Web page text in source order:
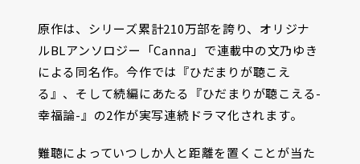
原作は、シリーズ累計210万部を誇り、オリジナ
ルBLアンソロジー「Canna」で連載中の文乃ゆき
による同名作。今作では『ひだまりが聴こえ
る』、そして続編にあたる『ひだまりが聴こえる-
幸福論-』の2作が実写連続ドラマ化されます。
難聴によっていつしか人と距離を置くことが当た